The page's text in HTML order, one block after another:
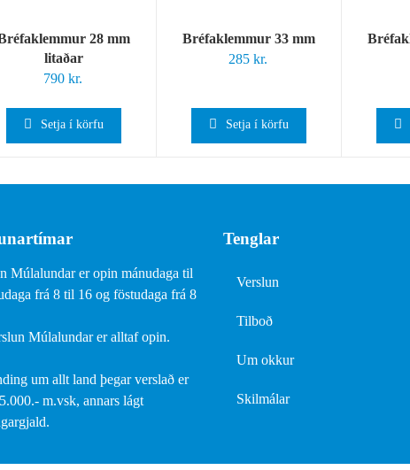
28 mm
litaðar
790 kr.
Setja í körfu
Bréfaklemmur 33 mm
285 kr.
Setja í körfu
Múlalundar er opin mánudaga til
frá 8 til 16 og föstudaga frá 8
Múlalundar er alltaf opin.
um allt land þegar verslað er
m.vsk, annars lágt
Tenglar
Verslun
Tilboð
Um okkur
Skilmálar